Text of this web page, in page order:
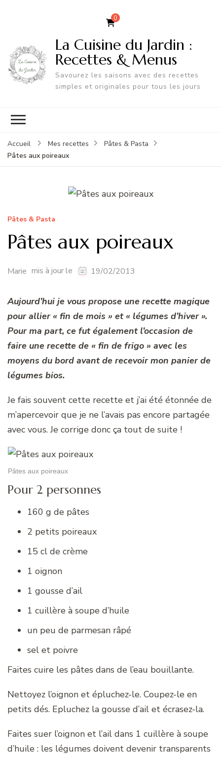
0
La Cuisine du Jardin :
Recettes & Menus
Savourez les saisons avec des recettes
simples et originales pour tous les jours
Accueil Mes recettes
Pâtes & Pasta
Pâtes aux poireaux
Pâtes & Pasta
Pâtes aux poireaux
Marie mis à jour le 19/02/2013
Aujourd’hui je vous propose une recette magique
pour allier « fin de mois » et « légumes d’hiver ».
Pour ma part, ce fut également l’occasion de
faire une recette de « fin de frigo » avec les
moyens du bord avant de recevoir mon panier de
légumes bios.
Je fais souvent cette recette et j’ai été étonnée de
m’apercevoir que je ne l’avais pas encore partagée
avec vous. Je corrige donc ça tout de suite !
Pâtes aux poireaux
Pour 2 personnes
160 g de pâtes
2 petits poireaux
15 cl de crème
1 oignon
1 gousse d’ail
1 cuillère à soupe d’huile
un peu de parmesan râpé
sel et poivre
Faites cuire les pâtes dans de l’eau bouillante.
Nettoyez l’oignon et épluchez-le. Coupez-le en
petits dés. Epluchez la gousse d’ail et écrasez-la.
Faites suer l’oignon et l’ail dans 1 cuillère à soupe
d’huile : les légumes doivent devenir transparents